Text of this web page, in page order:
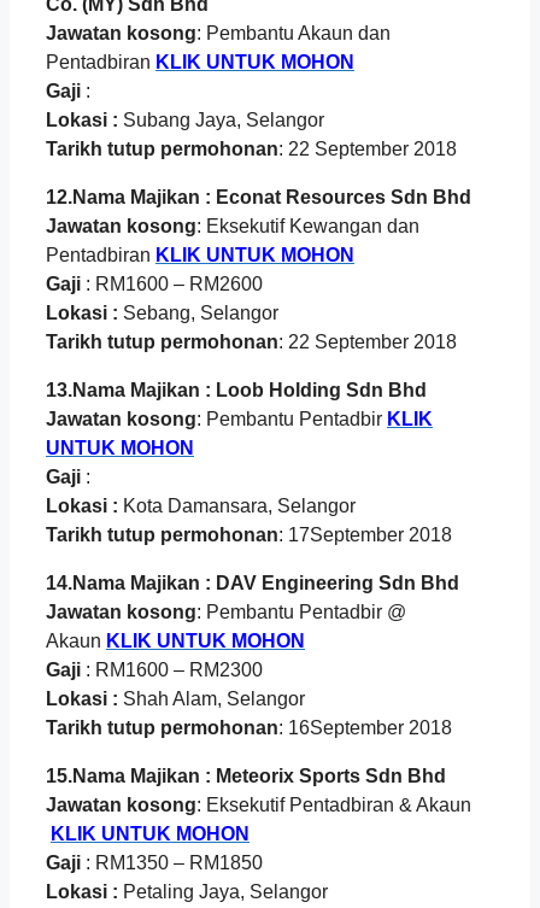
Jawatan kosong: Pembantu Akaun dan
Pentadbiran KLIK UNTUK MOHON
Gaji :
Lokasi : Subang Jaya, Selangor
Tarikh tutup permohonan: 22 September 2018
12.Nama Majikan : Econat Resources Sdn Bhd
Jawatan kosong: Eksekutif Kewangan dan
Pentadbiran KLIK UNTUK MOHON
Gaji : RM1600 – RM2600
Lokasi : Sebang, Selangor
Tarikh tutup permohonan: 22 September 2018
13.Nama Majikan : Loob Holding Sdn Bhd
Jawatan kosong: Pembantu Pentadbir KLIK
UNTUK MOHON
Gaji :
Lokasi : Kota Damansara, Selangor
Tarikh tutup permohonan: 17September 2018
14.Nama Majikan : DAV Engineering Sdn Bhd
Jawatan kosong: Pembantu Pentadbir @
Akaun KLIK UNTUK MOHON
Gaji : RM1600 – RM2300
Lokasi : Shah Alam, Selangor
Tarikh tutup permohonan: 16September 2018
15.Nama Majikan : Meteorix Sports Sdn Bhd
Jawatan kosong: Eksekutif Pentadbiran & Akaun
KLIK UNTUK MOHON
Gaji : RM1350 – RM1850
Lokasi : Petaling Jaya, Selangor